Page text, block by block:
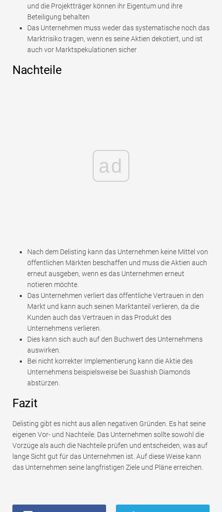
und die Projektträger können ihr Eigentum und ihre
Beteiligung behalten
Das Unternehmen muss weder das systematische noch das
Marktrisiko tragen, wenn es seine Aktien dekotiert, und ist
auch vor Marktspekulationen sicher
Nachteile
ad
Nach dem Delisting kann das Unternehmen keine Mittel von
öffentlichen Märkten beschaffen und muss die Aktien auch
erneut ausgeben, wenn es das Unternehmen erneut
notieren möchte.
Das Unternehmen verliert das öffentliche Vertrauen in den
Markt und kann auch seinen Marktanteil verlieren, da die
Kunden auch das Vertrauen in das Produkt des
Unternehmens verlieren.
Dies kann sich auch auf den Buchwert des Unternehmens
auswirken.
Bei nicht korrekter Implementierung kann die Aktie des
Unternehmens beispielsweise bei Suashish Diamonds
abstürzen.
Fazit
Delisting gibt es nicht aus allen negativen Gründen. Es hat seine
eigenen Vor- und Nachteile. Das Unternehmen sollte sowohl die
Vorzüge als auch die Nachteile prüfen und entscheiden, was auf
lange Sicht gut für das Unternehmen ist. Auf diese Weise kann
das Unternehmen seine langfristigen Ziele und Pläne erreichen.